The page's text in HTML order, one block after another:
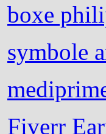
boxe
symbole
Fiverr